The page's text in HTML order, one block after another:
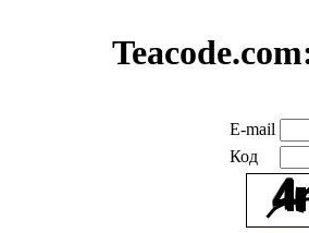
E-mail
Код